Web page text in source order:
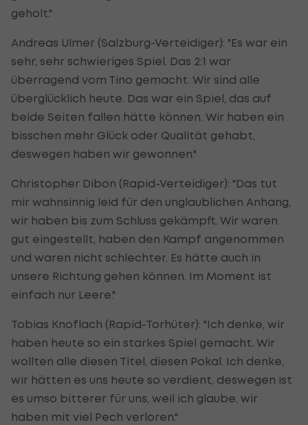
geholt."
Andreas Ulmer (Salzburg-Verteidiger): "Es war ein
sehr, sehr schwieriges Spiel. Das 2:1 war
überragend vom Tino gemacht. Wir sind alle
überglücklich heute. Das war ein Spiel, das auf
beide Seiten fallen hätte können. Wir haben ein
bisschen mehr Glück oder Qualität gehabt,
deswegen haben wir gewonnen."
Christopher Dibon (Rapid-Verteidiger): "Das tut
mir wahnsinnig leid für den unglaublichen Anhang,
wir haben bis zum Schluss gekämpft. Wir waren
gut eingestellt, haben den Kampf angenommen
und waren nicht schlechter. Es hätte auch in
unsere Richtung gehen können. Im Moment ist
einfach nur Leere."
Tobias Knoflach (Rapid-Torhüter): "Ich denke, wir
haben heute so ein starkes Spiel gemacht. Wir
wollten alle diesen Titel, diesen Pokal. Ich denke,
wir hätten es uns heute so verdient, deswegen ist
es umso bitterer für uns, weil ich glaube, wir
haben mit viel Pech verloren."